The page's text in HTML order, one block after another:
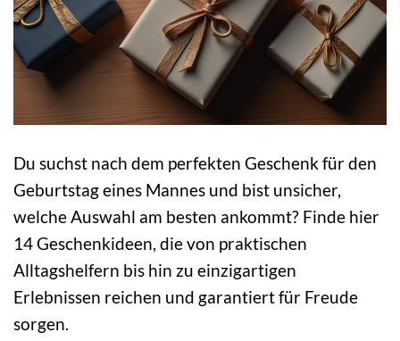
Du suchst nach dem perfekten Geschenk für den
Geburtstag eines Mannes und bist unsicher,
welche Auswahl am besten ankommt? Finde hier
14 Geschenkideen, die von praktischen
Alltagshelfern bis hin zu einzigartigen
Erlebnissen reichen und garantiert für Freude
sorgen.